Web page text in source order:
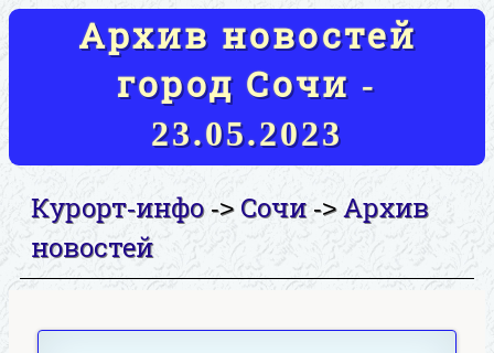
Архив новостей
город Сочи -
23.05.2023
Курорт-инфо-> Сочи->Архив
новостей